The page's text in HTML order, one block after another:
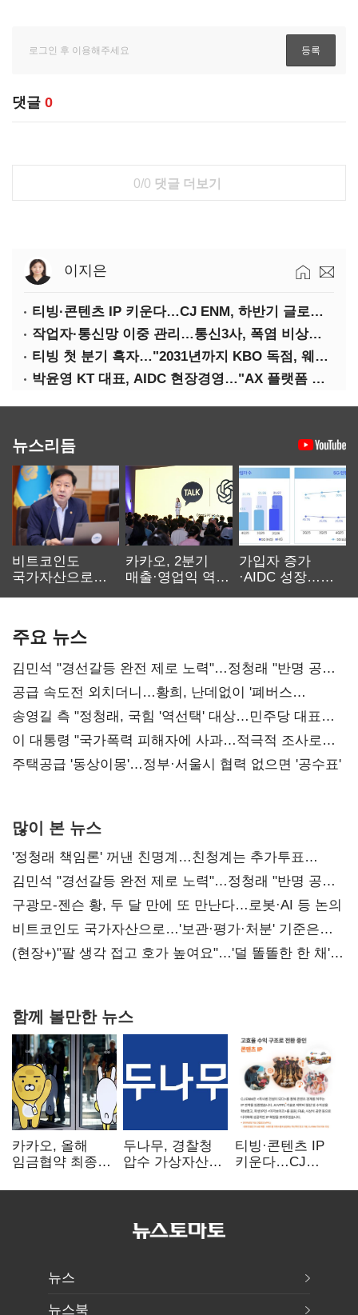
댓글 0
0/0 댓글 더보기
이지은
티빙·콘텐츠 IP 키운다…CJ ENM, 하반기 글로벌 확장 가속
작업자·통신망 이중 관리…통신3사, 폭염 비상대응 돌입
티빙 첫 분기 흑자…"2031년까지 KBO 독점, 웨이브 합병도 속도"
박윤영 KT 대표, AIDC 현장경영…"AX 플랫폼 핵심 인프라로 키운다"
뉴스리듬
비트코인도
국가자산으로…'
카카오, 2분기
매출·영업익 역대
가입자 증가
·AIDC 성장…
주요 뉴스
김민석 "경선갈등 완전 제로 노력"…정청래 "반명 공세
사과부터"
공급 속도전 외치더니…황희, 난데없이 '폐버스
리모델링' 제안
송영길 측 "정청래, 국힘 '역선택' 대상…민주당 대표로
총선 지휘 못해"
이 대통령 "국가폭력 피해자에 사과…적극적 조사로
진실 밝혀야"
주택공급 '동상이몽'…정부·서울시 협력 없으면 '공수표'
많이 본 뉴스
'정청래 책임론' 꺼낸 친명계…친청계는 추가투표
때리기
김민석 "경선갈등 완전 제로 노력"…정청래 "반명 공세
사과부터"
구광모-젠슨 황, 두 달 만에 또 만난다…로봇·AI 등 논의
비트코인도 국가자산으로…'보관·평가·처분' 기준은
숙제
(현장+)"팔 생각 접고 호가 높여요"…'덜 똘똘한 한 채'
함께 볼만한 뉴스
카카오, 올해
임금협약 최종
인상·격려금
두나무, 경찰청
압수 가상자산
커스터디 사업
티빙·콘텐츠 IP
키운다…CJ
글로벌 확장 가속
뉴스
뉴스북